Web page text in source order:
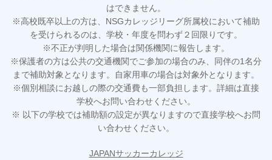
はできません。
※高校既卒以上の方は、NSGカレッジリーグ所属校において補助
を受けられるのは、学校・年度を問わず２回限りです。
※不正が判明した場合は関係機関に報告します。
※保護者の方は公共の交通機関でご参加の場合のみ、同伴の1名分
まで補助対象となります。自家用車の場合は対象外となります。
※個別相談にお越しの際の交通費も一部負担します。詳細は直接
学校へお問い合わせください。
※ 以下の学校では補助額の設定が異なりますので直接学校へお問
い合わせください。
JAPANサッカーカレッジ